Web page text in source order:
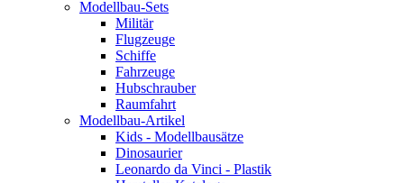
Modellbau-Sets
Militär
Flugzeuge
Schiffe
Fahrzeuge
Hubschrauber
Raumfahrt
Modellbau-Artikel
Kids - Modellbausätze
Dinosaurier
Leonardo da Vinci - Plastik